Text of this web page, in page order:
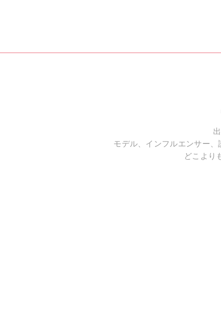
モデル、インフルエンサー
どこより